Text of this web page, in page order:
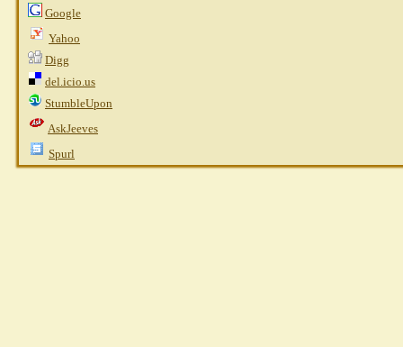
Google
Yahoo
Digg
del.icio.us
StumbleUpon
AskJeeves
Spurl